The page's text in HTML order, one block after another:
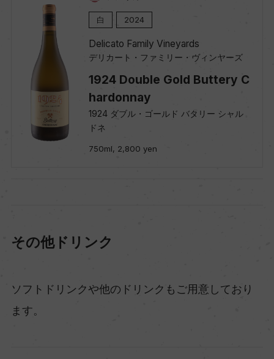
白 2024
Delicato Family Vineyards
デリカート・ファミリー・ヴィンヤーズ
1924 Double Gold Buttery C
hardonnay
1924 ダブル・ゴールド バタリー シャル
ドネ
750ml, 2,800 yen
その他ドリンク
ソフトドリンクや他のドリンクもご用意しており
ます。